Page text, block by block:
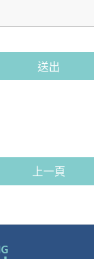
送出
上一頁